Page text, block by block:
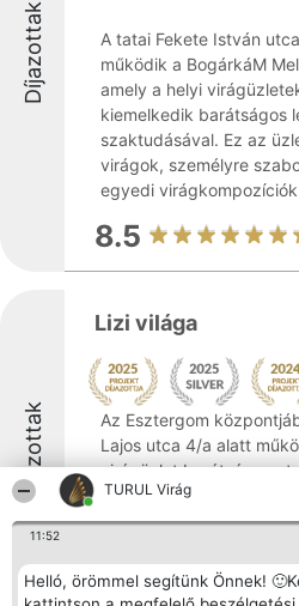
TURUL Virág
11:52
Helló, örömmel segítünk Önnek!
Díjazottak
A tatai Fekete István
működik a BogárkáM
amely a helyi
kiemelkedik barátságos
szaktudásával. Ez az
virágok, személyre
egyedi
8.5
Díjazottak
Lizi világa
Az Esztergom
Lajos utca 4/a alatt
virágüzlet barátságos
kreatív
vásárlókat. Az üzlet a
friss, kiváló ...